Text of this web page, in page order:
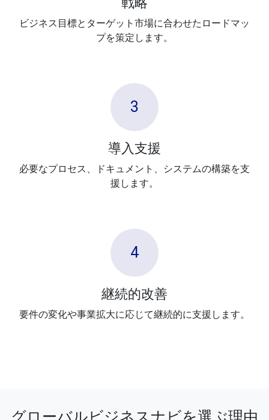
ビジネス目標とターゲット市場に合わせたロードマッ
プを策定します。
3
導入支援
必要なプロセス、ドキュメント、システムの構築を支
援します。
4
継続的改善
要件の変化や事業拡大に応じて継続的に支援します。
グローバルビジネスナビを選ぶ理由